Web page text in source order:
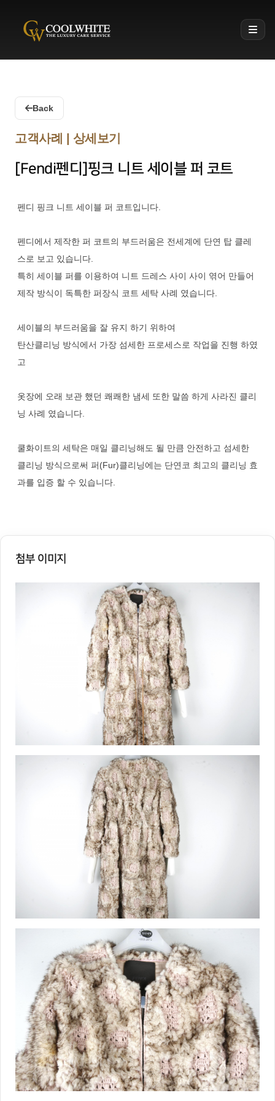
Coolwhite
Back
고객사례 | 상세보기
[Fendi펜디]핑크 니트 세이블 퍼 코트
펜디 핑크 니트 세이블 퍼 코트입니다.
펜디에서 제작한 퍼 코트의 부드러움은 전세계에 단연 탑 클레
스로 보고 있습니다.
특히 세이블 퍼를 이용하여 니트 드레스 사이 사이 엮어 만들어
제작 방식이 독특한 퍼장식 코트 세탁 사례 였습니다.
세이블의 부드러움을 잘 유지 하기 위하여
탄산클리닝 방식에서 가장 섬세한 프로세스로 작업을 진행 하였
고
옷장에 오래 보관 했던 쾌쾌한 냄세 또한 말씀 하게 사라진 클리
닝 사례 였습니다.
쿨화이트의 세탁은 매일 클리닝해도 될 만큼 안전하고 섬세한
클리닝 방식으로써 퍼(Fur)클리닝에는 단연코 최고의 클리닝 효
과를 입증 할 수 있습니다.
첨부 이미지